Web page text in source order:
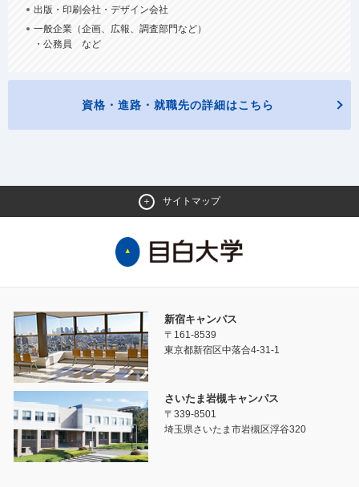
出版・印刷会社・デザイン会社
一般企業（企画、広報、調査部門など）
・公務員 など
資格・進路・就職先の詳細はこちら
サイトマップ
新宿キャンパス
〒161-8539
東京都新宿区中落合4-31-1
さいたま岩槻キャンパス
〒339-8501
埼玉県さいたま市岩槻区浮谷320